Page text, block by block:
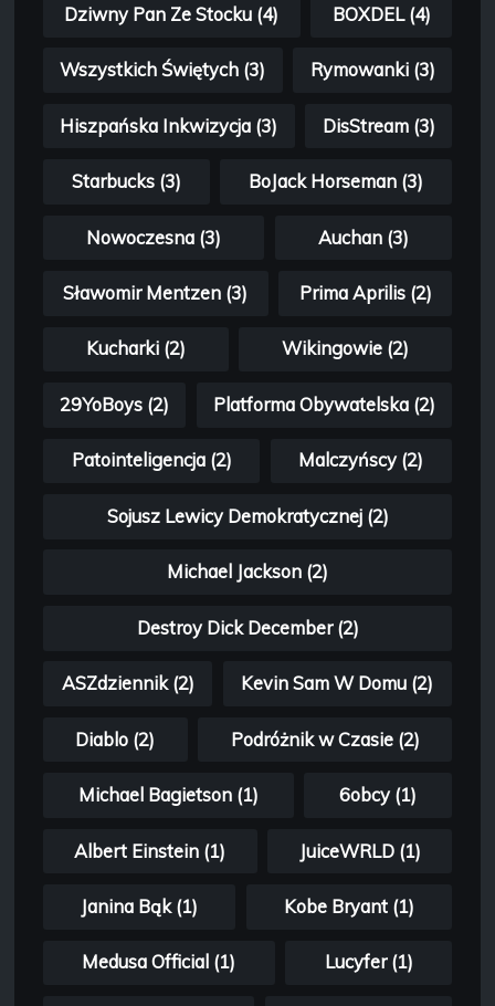
Dziwny Pan Ze Stocku (4) BOXDEL (4)
Wszystkich Świętych (3) Rymowanki (3)
Hiszpańska Inkwizycja (3) DisStream (3)
Starbucks (3) BoJack Horseman (3)
Nowoczesna (3) Auchan (3)
Sławomir Mentzen (3) Prima Aprilis (2)
Kucharki (2) Wikingowie (2)
29YoBoys (2) Platforma Obywatelska (2)
Patointeligencja (2) Malczyńscy (2)
Sojusz Lewicy Demokratycznej (2)
Michael Jackson (2)
Destroy Dick December (2)
ASZdziennik (2) Kevin Sam W Domu (2)
Diablo (2) Podróżnik w Czasie (2)
Michael Bagietson (1) 6obcy (1)
Albert Einstein (1) JuiceWRLD (1)
Janina Bąk (1) Kobe Bryant (1)
Medusa Official (1) Lucyfer (1)